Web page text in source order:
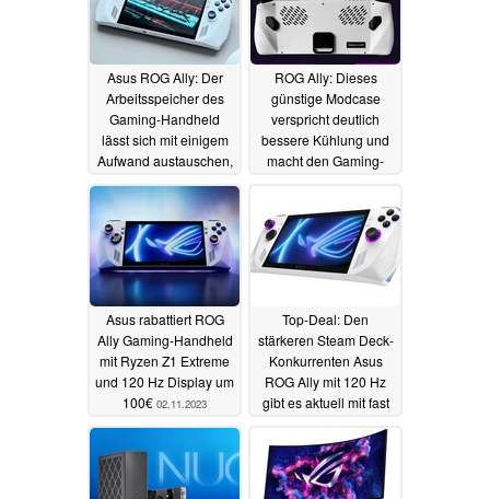
Asus ROG Ally: Der
Arbeitsspeicher des
Gaming-Handheld
lässt sich mit einigem
Aufwand austauschen,
Performancegewinne
denkbar03.12.2023
ROG Ally: Dieses
günstige Modcase
verspricht deutlich
bessere Kühlung und
macht den Gaming-
schneller, unterstützt
Zusatz-Akku18.11.2023
Asus rabattiert ROG
Ally Gaming-Handheld
mit Ryzen Z1 Extreme
und 120 Hz Display um
100€ 02.11.2023
Top-Deal: Den
stärkeren Steam Deck-
Konkurrenten Asus
ROG Ally mit 120 Hz
gibt es aktuell mit fast
zum Allzeit-Bestpreis
06.10.2023